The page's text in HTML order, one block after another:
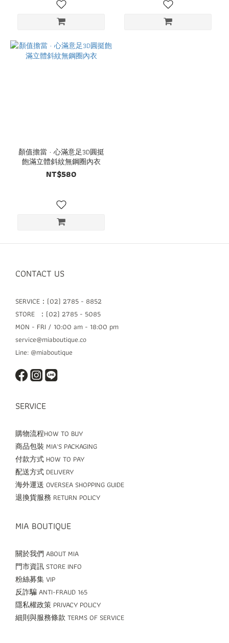
顏值擔當 · 心滿意足3D圓挺
飽滿立體斜紋無鋼圈內衣
NT$580
CONTACT US
SERVICE：(02) 2785 - 8852
STORE ：(02) 2785 - 5085
MON - FRI / 10:00 am - 18:00 pm
service@miaboutique.co
Line: @miaboutique
SERVICE
購物流程HOW TO BUY
商品包裝 MIA'S PACKAGING
付款方式 HOW TO PAY
配送方式 DELIVERY
海外運送 OVERSEA SHOPPING GUIDE
退換貨服務 RETURN POLICY
MIA BOUTIQUE
關於我們 ABOUT MIA
門市資訊 STORE INFO
粉絲募集 VIP
反詐騙 ANTI-FRAUD 165
隱私權政策 PRIVACY POLICY
細則與服務條款 TERMS OF SERVICE